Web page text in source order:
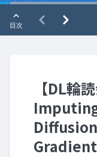
【DL輪